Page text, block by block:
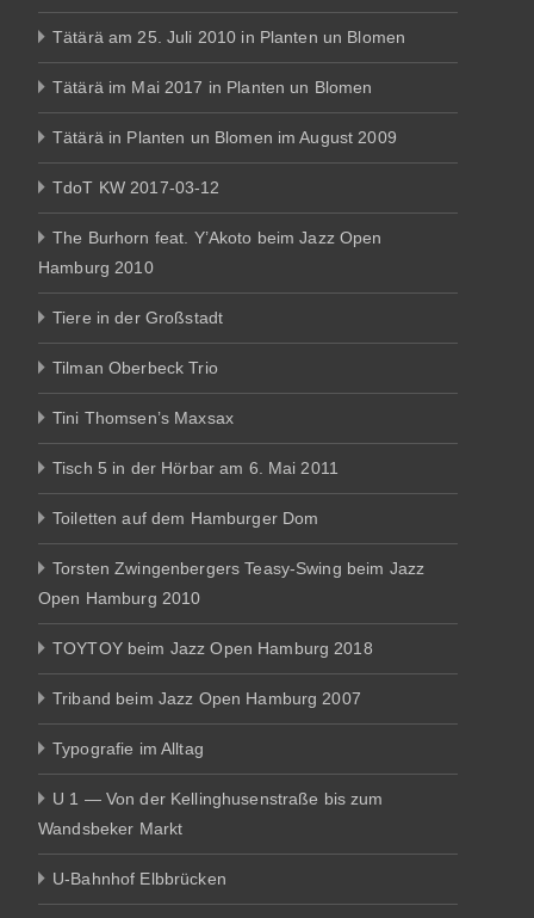
Tätärä am 25. Juli 2010 in Planten un Blomen
Tätärä im Mai 2017 in Planten un Blomen
Tätärä in Planten un Blomen im August 2009
TdoT KW 2017-03-12
The Burhorn feat. Y’Akoto beim Jazz Open
Hamburg 2010
Tiere in der Großstadt
Tilman Oberbeck Trio
Tini Thomsen’s Maxsax
Tisch 5 in der Hörbar am 6. Mai 2011
Toiletten auf dem Hamburger Dom
Torsten Zwingenbergers Teasy-Swing beim Jazz
Open Hamburg 2010
TOYTOY beim Jazz Open Hamburg 2018
Triband beim Jazz Open Hamburg 2007
Typografie im Alltag
U 1 — Von der Kellinghusenstraße bis zum
Wandsbeker Markt
U-Bahnhof Elbbrücken